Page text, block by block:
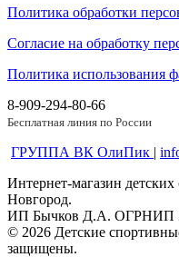
Политика обработки
Согласие на обработку
Политика использования
8-909-294-80-66
Бесплатная линия по России
ГРУППА ВК ОлиПик |
Интернет-магазин
Новгород.
ИП Бычков Д.А. ОГРНИП
© 2026 Детские
защищены.